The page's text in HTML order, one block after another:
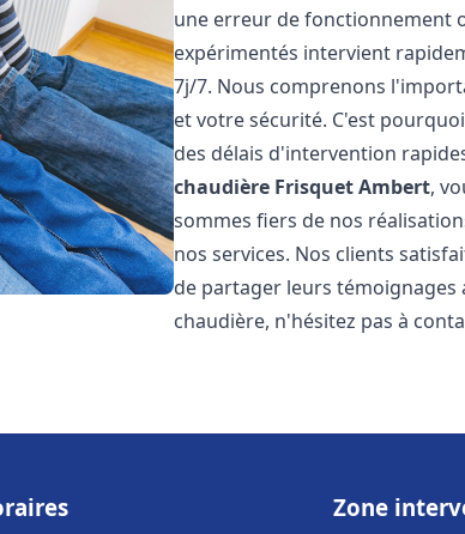
une erreur de fonctionnement
expérimentés intervient
7j/7. Nous comprenons
et votre sécurité. C'est
des délais d'intervention
chaudière FrisquetAmbert,
sommes fiers de nos
nos services. Nos clients
de partager leurs témoignages
chaudière, n'hésitez pas à
Zone